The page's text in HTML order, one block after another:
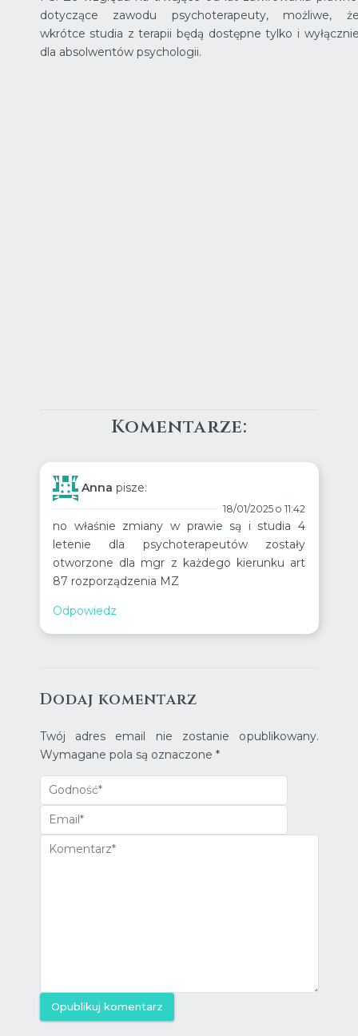
dotyczące zawodu psychoterapeuty, możliwe,
wkrótce studia z terapii będą dostępne tylko i
dla absolwentów psychologii.
Komentarze:
Anna pisze:
18/01/2025 o 11:42
no właśnie zmiany w prawie są i studia 4
letenie dla psychoterapeutów zostały
otworzone dla mgr z każdego kierunku art
87 rozporządzenia MZ
Odpowiedz
Dodaj komentarz
Twój adres email nie zostanie opublikowany.
Wymagane pola są oznaczone *
Opublikuj komentarz